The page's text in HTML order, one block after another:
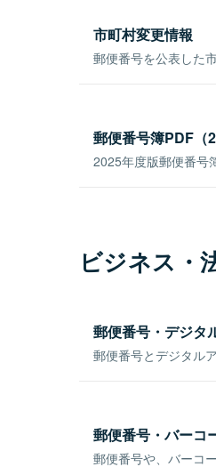
市町村変更情報
郵便番号を公表した
郵便番号簿PDF（
2025年度版郵便番号
ビジネス・
郵便番号・デジタ
郵便番号とデジタル
郵便番号・バーコ
郵便番号や、バーコ